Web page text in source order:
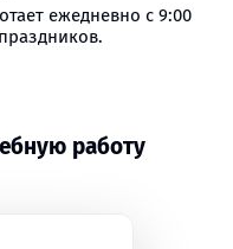
ежедневно с 9:00
работу